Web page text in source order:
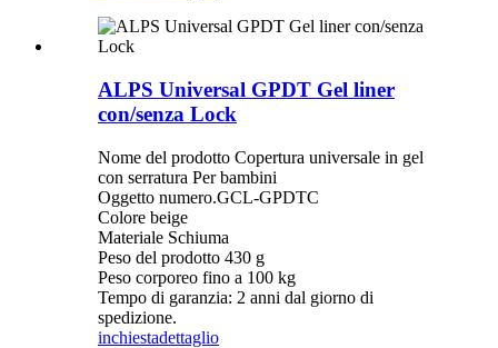
ALPS Universal GPDT Gel liner
con/senza Lock
Nome del prodotto Copertura universale in gel
con serratura Per bambini
Oggetto numero.GCL-GPDTC
Colore beige
Materiale Schiuma
Peso del prodotto 430 g
Peso corporeo fino a 100 kg
Tempo di garanzia: 2 anni dal giorno di
spedizione.
inchiestadettaglio